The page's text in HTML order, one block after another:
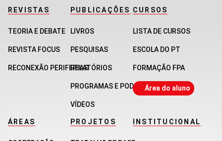
REVISTAS
TEORIA E DEBATE
REVISTA FOCUS
RECONEXÃO PERIFERIAS
PUBLICAÇÕES
LIVROS
PESQUISAS
RELATÓRIOS
PROGRAMAS E PODCASTS
VÍDEOS
CURSOS
LISTA DE CURSOS
ESCOLA DO PT
FORMAÇÃO FPA
Área do aluno
ÁREAS PROJETOS INSTITUCIONAL